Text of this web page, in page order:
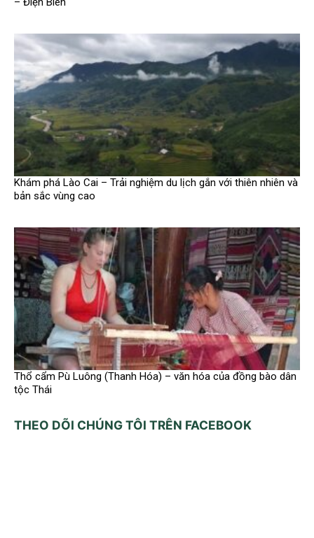
Khám phá Lào Cai – Trải nghiệm du lịch gắn với thiên nhiên và
bản sắc vùng cao
Thổ cẩm Pù Luông (Thanh Hóa) – văn hóa của đồng bào dân
tộc Thái
THEO DÕI CHÚNG TÔI TRÊN FACEBOOK